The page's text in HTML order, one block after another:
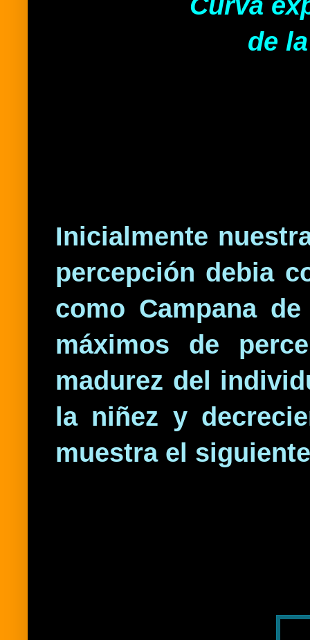
de
Inicialmente
percepción debia
como Campana
máximos de
madurez del
la niñez y
muestra el